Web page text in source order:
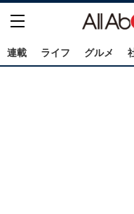
連載 ライフ グルメ